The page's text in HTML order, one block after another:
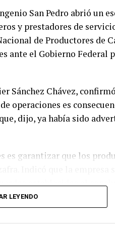
San Pedro abrió un
y prestadores de
de Productores de
ante el Gobierno Federal
Sánchez Chávez,
operaciones es
dijo, ya había sido
es garantizar que los
establecidos al
mil hectáreas de cultivo y
lo que el cierre tendrá
LEYENDO